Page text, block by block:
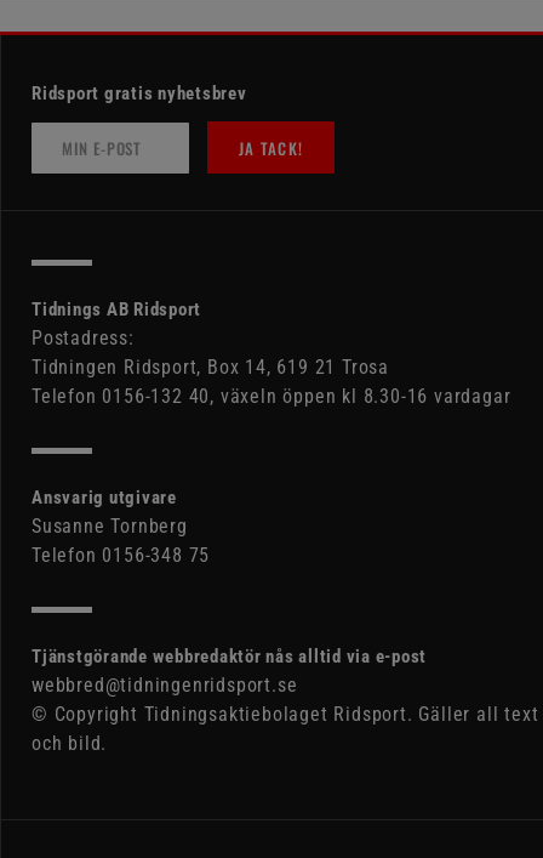
Ridsport gratis nyhetsbrev
JA TACK!
Tidnings AB Ridsport
Postadress:
Tidningen Ridsport, Box 14, 619 21 Trosa
Telefon 0156-132 40, växeln öppen kl 8.30-16 vardagar
Ansvarig utgivare
Susanne Tornberg
Telefon 0156-348 75
Tjänstgörande webbredaktör nås alltid via e-post
webbred@tidningenridsport.se
© Copyright Tidningsaktiebolaget Ridsport. Gäller all text
och bild.